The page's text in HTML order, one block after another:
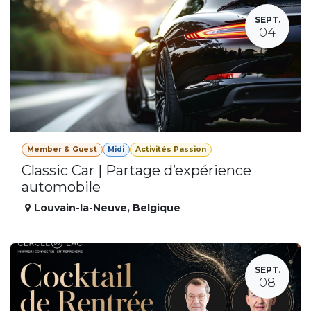
SEPT.
04
Member & Guest Midi Activités Passion
Classic Car | Partage d’expérience
automobile
Louvain-la-Neuve, Belgique
SEPT.
08